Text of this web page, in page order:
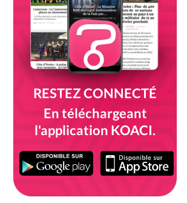
RESTEZ CONNECTÉ
En téléchargeant
l'application KOACI.